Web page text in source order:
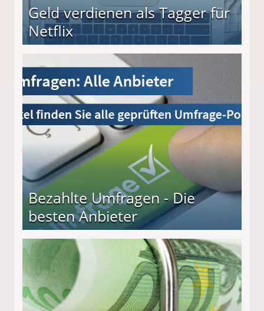
Geld verdienen als Tagger für
Netflix
Bezahlte Umfragen - Die
besten Anbieter